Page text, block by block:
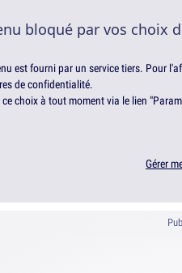
bloqué par vos choix
est fourni par un service tiers. Pour
de confidentialité.
choix à tout moment via le lien
Gérer